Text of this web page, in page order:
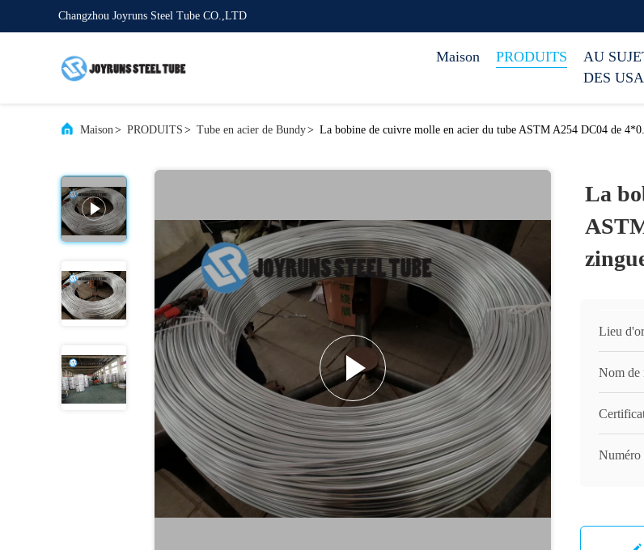
Changzhou Joyruns Steel Tube CO.,LTD
Maison PRODUITS
AU
DES USA
Maison> PRODUITS > Tube en acier de Bundy> La bobine de cuivre molle en acier du tube ASTM A254 DC04 de
La
Lieu
Nom de
Numéro